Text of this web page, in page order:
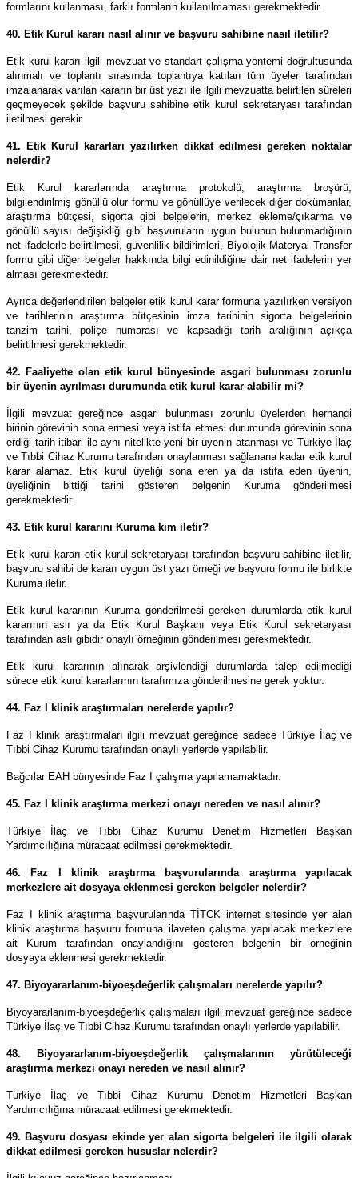
formlarını kullanması, farklı formların kullanılmaması gerekmektedir.
40. Etik Kurul kararı nasıl alınır ve başvuru sahibine nasıl iletilir?
Etik kurul kararı ilgili mevzuat ve standart çalışma yöntemi doğrultusunda
alınmalı ve toplantı sırasında toplantıya katılan tüm üyeler tarafından
imzalanarak varılan kararın bir üst yazı ile ilgili mevzuatta belirtilen süreleri
geçmeyecek şekilde başvuru sahibine etik kurul sekretaryası tarafından
iletilmesi gerekir.
41. Etik Kurul kararları yazılırken dikkat edilmesi gereken noktalar
nelerdir?
Etik Kurul kararlarında araştırma protokolü, araştırma broşürü,
bilgilendirilmiş gönüllü olur formu ve gönüllüye verilecek diğer dokümanlar,
araştırma bütçesi, sigorta gibi belgelerin, merkez ekleme/çıkarma ve
gönüllü sayısı değişikliği gibi başvuruların uygun bulunup bulunmadığının
net ifadelerle belirtilmesi, güvenlilik bildirimleri, Biyolojik Materyal Transfer
formu gibi diğer belgeler hakkında bilgi edinildiğine dair net ifadelerin yer
alması gerekmektedir.
Ayrıca değerlendirilen belgeler etik kurul karar formuna yazılırken versiyon
ve tarihlerinin araştırma bütçesinin imza tarihinin sigorta belgelerinin
tanzim tarihi, poliçe numarası ve kapsadığı tarih aralığının açıkça
belirtilmesi gerekmektedir.
42. Faaliyette olan etik kurul bünyesinde asgari bulunması zorunlu
bir üyenin ayrılması durumunda etik kurul karar alabilir mi?
İlgili mevzuat gereğince asgari bulunması zorunlu üyelerden herhangi
birinin görevinin sona ermesi veya istifa etmesi durumunda görevinin sona
erdiği tarih itibari ile aynı nitelikte yeni bir üyenin atanması ve Türkiye İlaç
ve Tıbbi Cihaz Kurumu tarafından onaylanması sağlanana kadar etik kurul
karar alamaz. Etik kurul üyeliği sona eren ya da istifa eden üyenin,
üyeliğinin bittiği tarihi gösteren belgenin Kuruma gönderilmesi
gerekmektedir.
43. Etik kurul kararını Kuruma kim iletir?
Etik kurul kararı etik kurul sekretaryası tarafından başvuru sahibine iletilir,
başvuru sahibi de kararı uygun üst yazı örneği ve başvuru formu ile birlikte
Kuruma iletir.
Etik kurul kararının Kuruma gönderilmesi gereken durumlarda etik kurul
kararının aslı ya da Etik Kurul Başkanı veya Etik Kurul sekretaryası
tarafından aslı gibidir onaylı örneğinin gönderilmesi gerekmektedir.
Etik kurul kararının alınarak arşivlendiği durumlarda talep edilmediği
sürece etik kurul kararlarının tarafımıza gönderilmesine gerek yoktur.
44. Faz I klinik araştırmaları nerelerde yapılır?
Faz I klinik araştırmaları ilgili mevzuat gereğince sadece Türkiye İlaç ve
Tıbbi Cihaz Kurumu tarafından onaylı yerlerde yapılabilir.
Bağcılar EAH bünyesinde Faz I çalışma yapılamamaktadır.
45. Faz I klinik araştırma merkezi onayı nereden ve nasıl alınır?
Türkiye İlaç ve Tıbbi Cihaz Kurumu Denetim Hizmetleri Başkan
Yardımcılığına müracaat edilmesi gerekmektedir.
46. Faz I klinik araştırma başvurularında araştırma yapılacak
merkezlere ait dosyaya eklenmesi gereken belgeler nelerdir?
Faz I klinik araştırma başvurularında TİTCK internet sitesinde yer alan
klinik araştırma başvuru formuna ilaveten çalışma yapılacak merkezlere
ait Kurum tarafından onaylandığını gösteren belgenin bir örneğinin
dosyaya eklenmesi gerekmektedir.
47. Biyoyararlanım-biyoeşdeğerlik çalışmaları nerelerde yapılır?
Biyoyararlanım-biyoeşdeğerlik çalışmaları ilgili mevzuat gereğince sadece
Türkiye İlaç ve Tıbbi Cihaz Kurumu tarafından onaylı yerlerde yapılabilir.
48. Biyoyararlanım-biyoeşdeğerlik çalışmalarının yürütüleceği
araştırma merkezi onayı nereden ve nasıl alınır?
Türkiye İlaç ve Tıbbi Cihaz Kurumu Denetim Hizmetleri Başkan
Yardımcılığına müracaat edilmesi gerekmektedir.
49. Başvuru dosyası ekinde yer alan sigorta belgeleri ile ilgili olarak
dikkat edilmesi gereken hususlar nelerdir?